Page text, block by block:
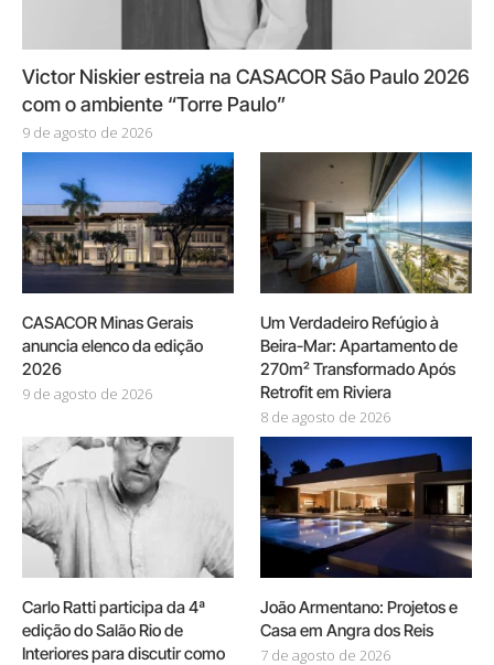
Victor Niskier estreia na CASACOR São Paulo 2026
com o ambiente “Torre Paulo”
9 de agosto de 2026
CASACOR Minas Gerais
anuncia elenco da edição
2026
9 de agosto de 2026
Um Verdadeiro Refúgio à
Beira-Mar: Apartamento de
270m² Transformado Após
Retrofit em Riviera
8 de agosto de 2026
Carlo Ratti participa da 4ª
edição do Salão Rio de
Interiores para discutir como
João Armentano: Projetos e
Casa em Angra dos Reis
7 de agosto de 2026